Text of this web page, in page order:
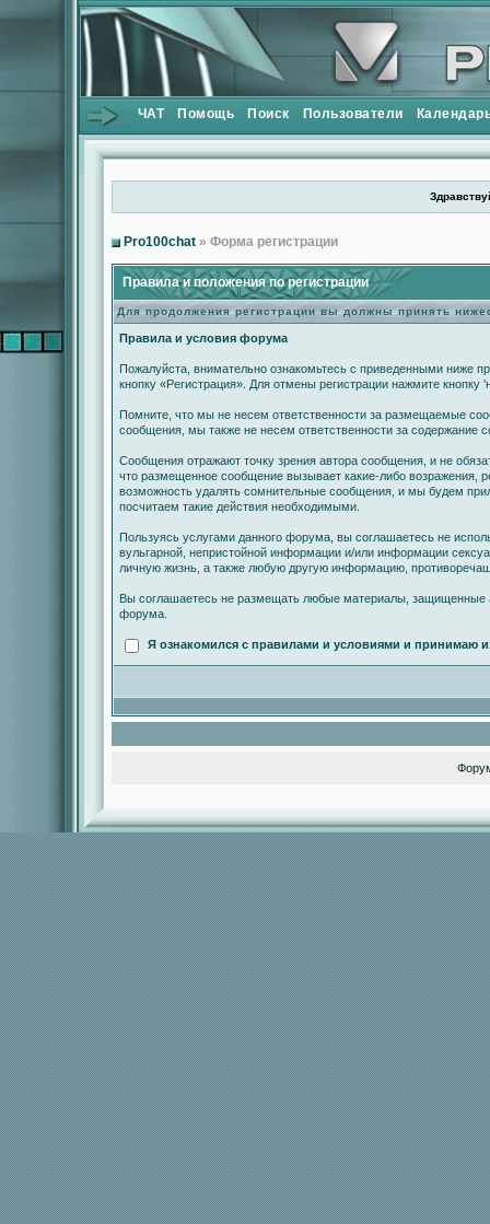
ЧАТ Помощь Поиск Пользователи
Pro100chat » Форма регистрации
Правила и положения по регистрации
Для продолжения регистрации вы должны принять
Правила и условия форума
Пожалуйста, внимательно ознакомьтесь с приведенными ниже
кнопку «Регистрация». Для отмены регистрации нажмите кнопку
Помните, что мы не несем ответственности за размещаемые
сообщения, мы также не несем ответственности за содержание
Сообщения отражают точку зрения автора сообщения, и не
что размещенное сообщение вызывает какие-либо возражения,
возможность удалять сомнительные сообщения, и мы будем
посчитаем такие действия необходимыми.
Пользуясь услугами данного форума, вы соглашаетесь не
вульгарной, непристойной информации и/или информации
личную жизнь, а также любую другую информацию,
Вы соглашаетесь не размещать любые материалы, защищенные
форума.
Я ознакомился с правилами и условиями и принимаю